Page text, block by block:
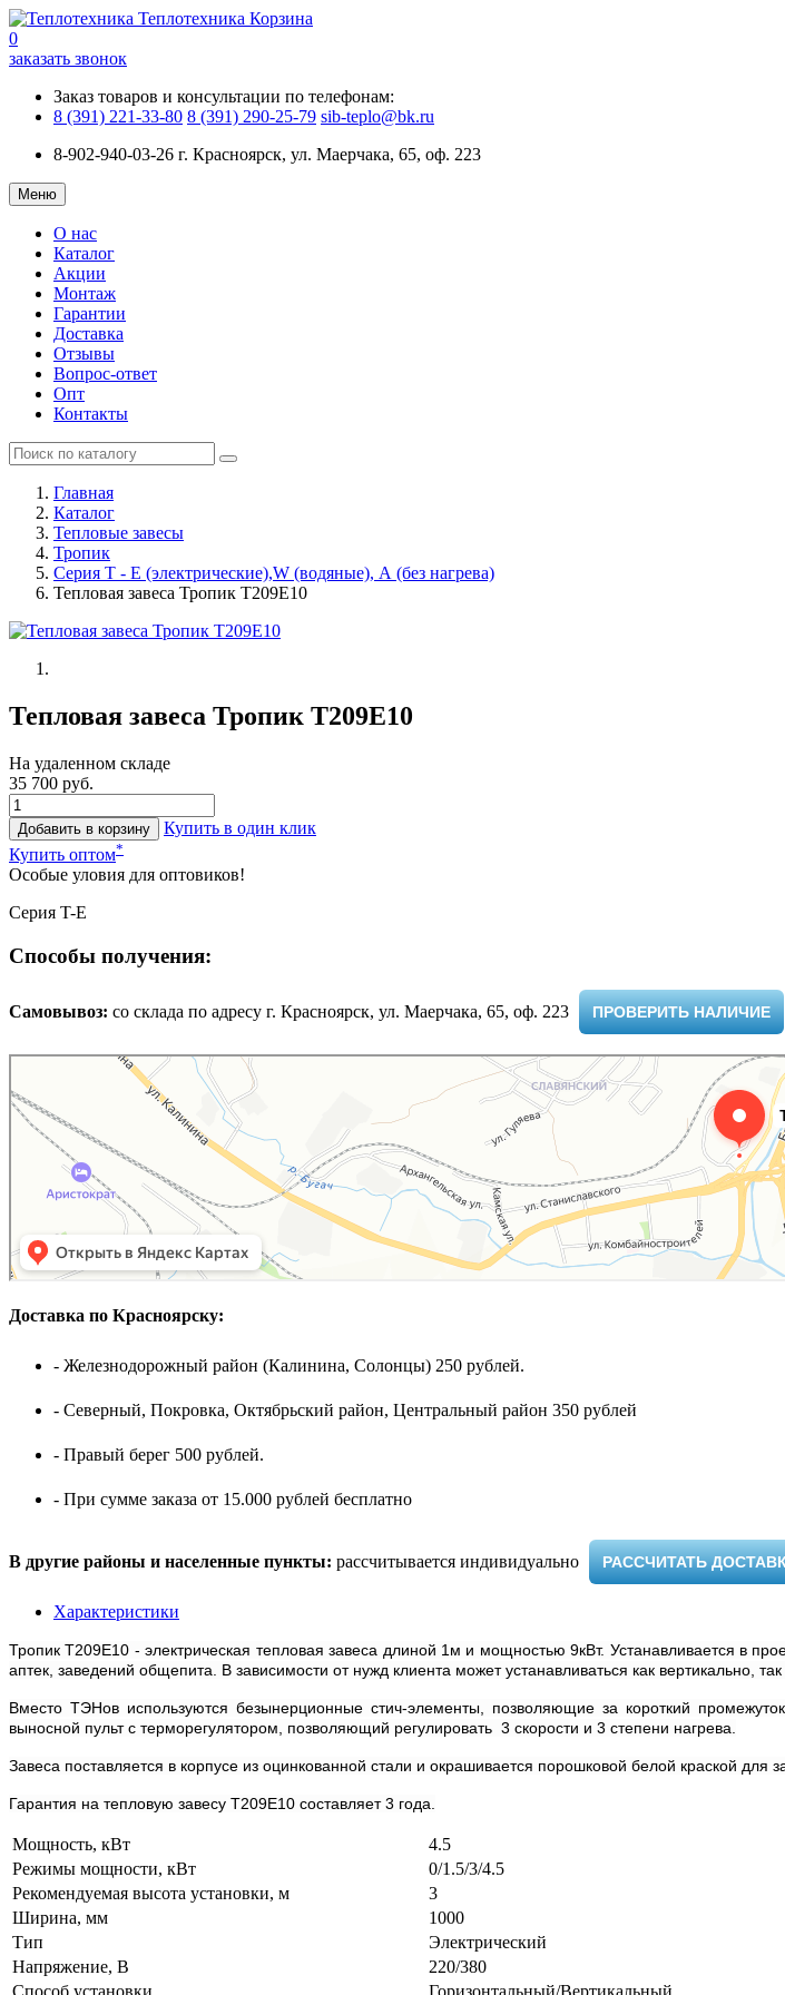
Теплотехника Корзина
0
заказать звонок
Заказ товаров и консультации по телефонам:
8 (391) 221-33-80 8 (391) 290-25-79 sib-teplo@bk.ru
8-902-940-03-26 г. Красноярск, ул. Маерчака, 65, оф. 223
Меню
О нас
Каталог
Акции
Монтаж
Гарантии
Доставка
Отзывы
Вопрос-ответ
Опт
Контакты
Главная
Каталог
Тепловые завесы
Тропик
Серия Т - Е (электрические),W (водяные), А (без нагрева)
Тепловая завеса Тропик Т209Е10
Тепловая завеса Тропик Т209Е10
На удаленном складе
35 700 руб.
Добавить в корзину
Купить в один клик
Купить оптом*
Особые уловия для оптовиков!
Серия T-E
Способы получения:
Самовывоз: cо склада по адресу г. Красноярск, ул. Маерчака, 65, оф. 223 ​ ПРОВЕРИТЬ НАЛИЧИЕ
Доставка по Красноярску:
- Железнодорожный район (Калинина, Солонцы) 250 рублей.
- Северный, Покровка, Октябрьский район, Центральный район 350 рублей
- Правый берег 500 рублей.
- При сумме заказа от 15.000 рублей бесплатно
В другие районы и населенные пункты: рассчитывается индивидуально ​ РАССЧИТАТЬ
Характеристики
Тропик Т209Е10 - электрическая тепловая завеса длиной 1м и мощностью 9кВт. Устанавливается в
аптек, заведений общепита. В зависимости от нужд клиента может устанавливаться как вертикально, так
Вместо ТЭНов используются безынерционные стич-элементы, позволяющие за короткий
выносной пульт с терморегулятором, позволяющий регулировать 3 скорости и 3 степени нагрева.
Завеса поставляется в корпусе из оцинкованной стали и окрашивается порошковой белой краской для
Гарантия на тепловую завесу T209E10 составляет 3 года.
Мощность, кВт
4.5
Режимы мощности, кВт
0/1.5/3/4.5
Рекомендуемая высота установки, м
3
Ширина, мм
1000
Тип
Электрический
Напряжение, В
220/380
Способ установки
Горизонтальный/Вертикальный